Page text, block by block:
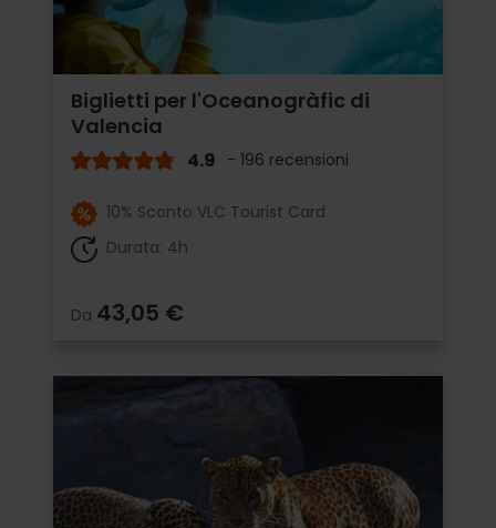
Biglietti per l'Oceanogràfic di
Valencia
4.9 - 196 recensioni
10% Sconto VLC Tourist Card
Durata: 4h
Da 43,05 €